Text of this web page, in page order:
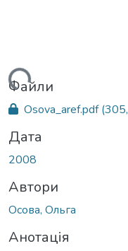
Файли
Osova_aref.pdf
Дата
2008
Автори
Осова, Ольга
Анотація